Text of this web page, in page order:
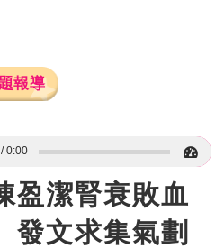
報導
0:00
盈潔腎衰敗血
文求集氣劃